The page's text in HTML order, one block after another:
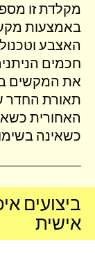
מקלדת זו
באמצעות
האצבע
חכמים
את המקשים
תאורת החדר
האחורית
כשאינה
ביצועים
אישית